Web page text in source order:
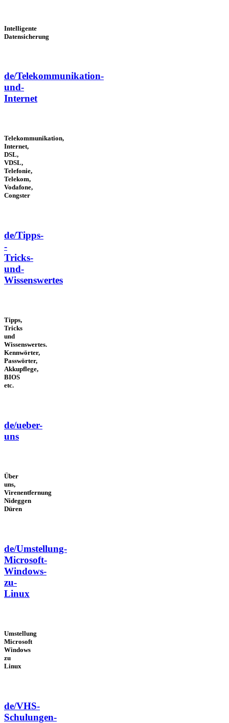
Intelligente
Datensicherung
de/Telekommunikation-
und-
Internet
Telekommunikation,
Internet,
DSL,
VDSL,
Telefonie,
Telekom,
Vodafone,
Congster
de/Tipps-
-
Tricks-
und-
Wissenswertes
Tipps,
Tricks
und
Wissenswertes.
Kennwörter,
Passwörter,
Akkupflege,
BIOS
etc.
de/ueber-
uns
Über
uns,
Virenentfernung
Nideggen
Düren
de/Umstellung-
Microsoft-
Windows-
zu-
Linux
Umstellung
Microsoft
Windows
zu
Linux
de/VHS-
Schulungen-